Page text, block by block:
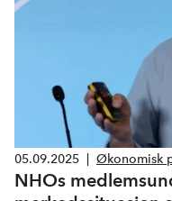
05.09.2025 Økonomisk
NHOs